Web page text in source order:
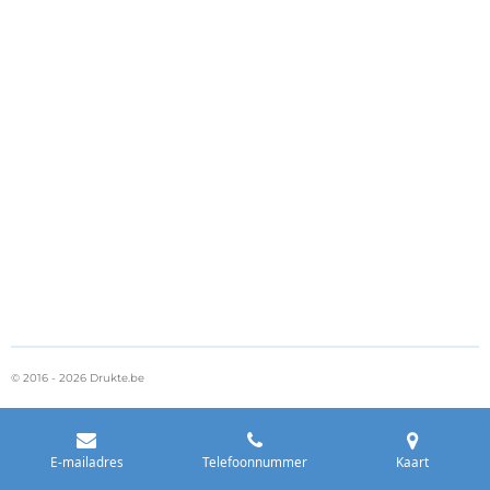
© 2016 - 2026 Drukte.be
E-mailadres Telefoonnummer Kaart